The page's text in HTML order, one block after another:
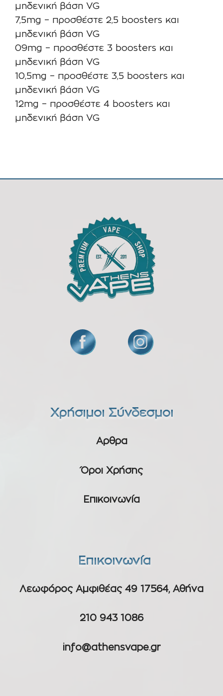
μηδενική βάση VG
7,5mg – προσθέστε 2,5 boosters και
μηδενική βάση VG
09mg – προσθέστε 3 boosters και
μηδενική βάση VG
10,5mg – προσθέστε 3,5 boosters και
μηδενική βάση VG
12mg – προσθέστε 4 boosters και
μηδενική βάση VG
Χρήσιμοι Σύνδεσμοι
Αρθρα
Όροι Χρήσης
Επικοινωνία
Επικοινωνία
Λεωφόρος Αμφιθέας 49 17564, Αθήνα
210 943 1086
info@athensvape.gr